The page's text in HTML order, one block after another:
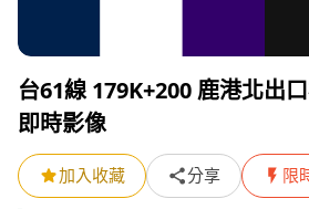
台61線 179K+200 鹿港北出
即時影像
加入收藏 分享 限